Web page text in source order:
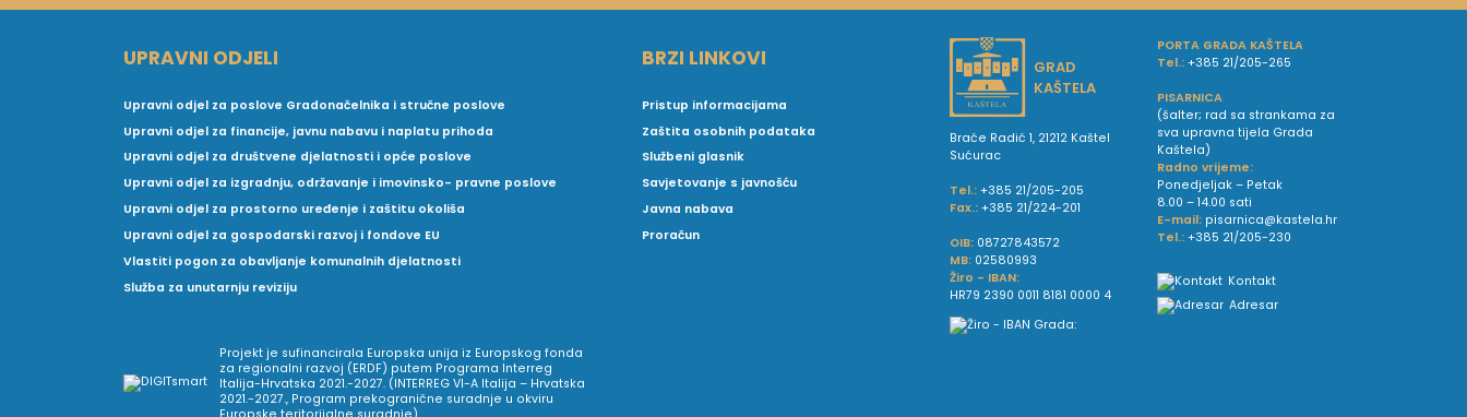
UPRAVNI ODJELI
Upravni odjel za poslove Gradonačelnika i stručne poslove
Upravni odjel za financije, javnu nabavu i naplatu prihoda
Upravni odjel za društvene djelatnosti i opće poslove
Upravni odjel za izgradnju, održavanje i imovinsko- pravne poslove
Upravni odjel za prostorno uređenje i zaštitu okoliša
Upravni odjel za gospodarski razvoj i fondove EU
Vlastiti pogon za obavljanje komunalnih djelatnosti
Služba za unutarnju reviziju
BRZI LINKOVI
Pristup informacijama
Zaštita osobnih podataka
Službeni glasnik
Savjetovanje s javnošću
Javna nabava
Proračun
GRAD
KAŠTELA
Braće Radić 1, 21212 Kaštel
Sućurac
Tel.: +385 21/205-205
Fax.: +385 21/224-201
OIB: 08727843572
MB: 02580993
Žiro - IBAN:
HR79 2390 0011 8181 0000 4
PORTA GRADA KAŠTELA
Tel.: +385 21/205-265
PISARNICA
(šalter; rad sa strankama za
sva upravna tijela Grada
Kaštela)
Radno vrijeme:
Ponedjeljak – Petak
8.00 – 14.00 sati
E-mail: pisarnica@kastela.hr
Tel.: +385 21/205-230
Kontakt
Adresar
Projekt je sufinancirala Europska unija iz Europskog fonda
za regionalni razvoj (ERDF) putem Programa Interreg
Italija-Hrvatska 2021.-2027. (INTERREG VI-A Italija – Hrvatska
2021.-2027., Program prekogranične suradnje u okviru